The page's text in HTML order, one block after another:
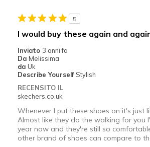
5
I would buy these again and
Inviato 3 anni fa
Da Melissima
da Uk
Describe Yourself Stylish
RECENSITO IL
skechers.co.uk
Whenever I put these shoes on it's just
Almost like they do the walking for you
year now and they're still so
other brand of shoes can compare to